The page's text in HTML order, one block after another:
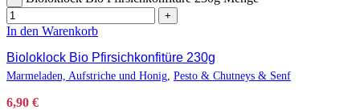
+
In den Warenkorb
Bioloklock Bio Pfirsichkonfitüre 230g
Marmeladen, Aufstriche und Honig Pesto & Chutneys & Senf
6,90 €